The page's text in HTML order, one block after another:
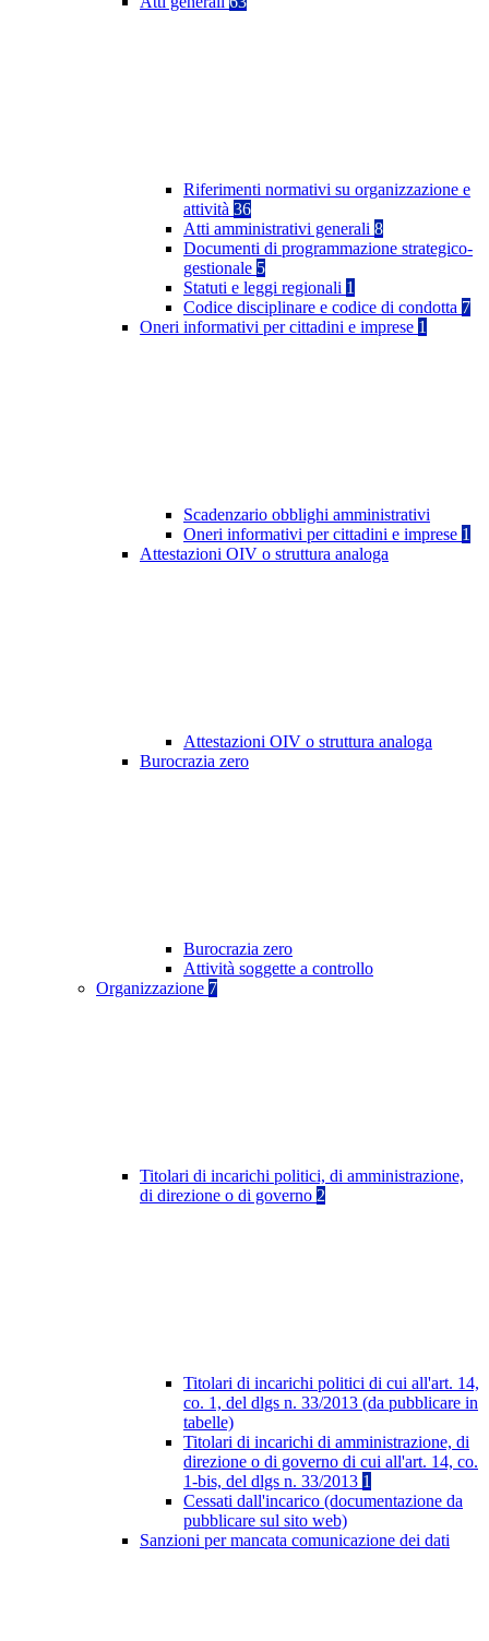
Riferimenti normativi su organizzazione e
attività 36
Atti amministrativi generali 8
Documenti di programmazione strategico-
gestionale 5
Statuti e leggi regionali 1
Codice disciplinare e codice di condotta 7
Oneri informativi per cittadini e imprese 1
Scadenzario obblighi amministrativi
Oneri informativi per cittadini e imprese 1
Attestazioni OIV o struttura analoga
Attestazioni OIV o struttura analoga
Burocrazia zero
Burocrazia zero
Attività soggette a controllo
Organizzazione 7
Titolari di incarichi politici, di amministrazione,
di direzione o di governo 2
Titolari di incarichi politici di cui all'art. 14,
co. 1, del dlgs n. 33/2013 (da pubblicare in
tabelle)
Titolari di incarichi di amministrazione, di
direzione o di governo di cui all'art. 14, co.
1-bis, del dlgs n. 33/2013 1
Cessati dall'incarico (documentazione da
pubblicare sul sito web)
Sanzioni per mancata comunicazione dei dati